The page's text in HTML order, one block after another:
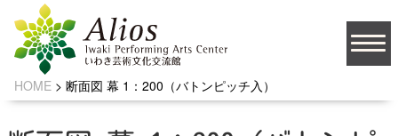
大
HOME > 断面図 幕 1：200（バトンピッチ入）